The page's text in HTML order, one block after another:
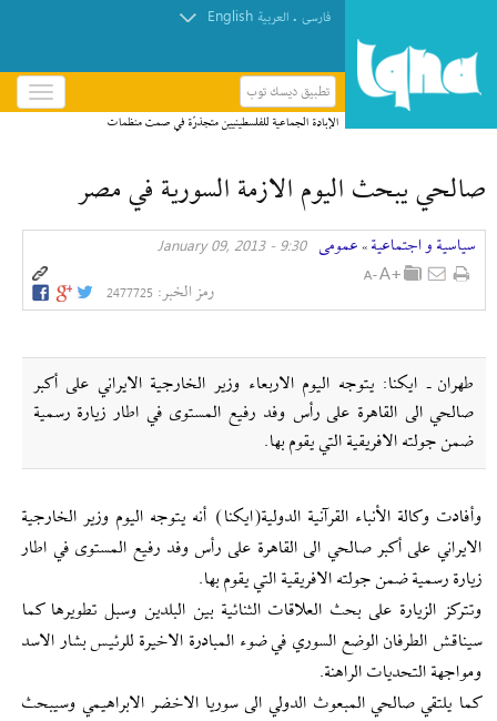
فارسی . العربیة English
تطبيق ديسك توب
باز
و
الإبادة الجماعية للفلسطينيين متجذرّة في صمت منظمات
صالحي يبحث اليوم الازمة السورية في مصر
سیاسیة و اجتماعیة » عمومی 9:30 - January 09, 2013
رمز الخبر: 2477725
طهران ـ ايكنا: يتوجه اليوم الاربعاء وزير الخارجية الايراني على أكبر
صالحي الى القاهرة على رأس وفد رفيع المستوى في اطار زيارة رسمية
ضمن جولته الافريقية التي يقوم بها.
وأفادت وكالة الأنباء القرآنية الدولية(ايكنا) أنه يتوجه اليوم وزير الخارجية
الايراني على أكبر صالحي الى القاهرة على رأس وفد رفيع المستوى في اطار
زيارة رسمية ضمن جولته الافريقية التي يقوم بها.
وتتركز الزيارة على بحث العلاقات الثنائية بين البلدين وسبل تطويرها كما
سيناقش الطرفان الوضع السوري في ضوء المبادرة الاخيرة للرئيس بشار الاسد
ومواجهة التحديات الراهنة.
كما يلتقي صالحي المبعوث الدولي الى سوريا الاخضر الابراهيمي وسيبحث